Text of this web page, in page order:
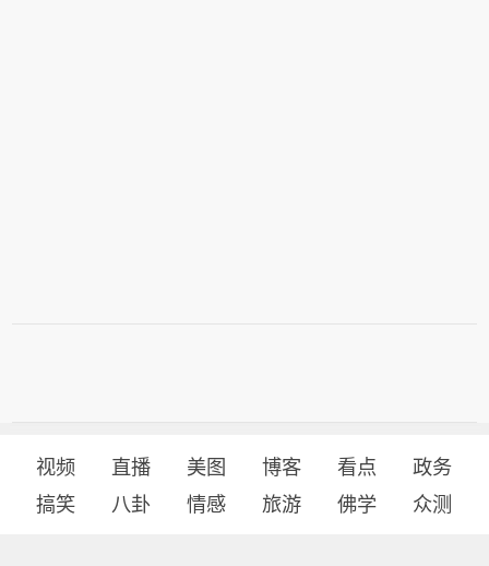
视频 直播 美图 博客 看点
政务
搞笑
八卦 情感 旅游 佛学 众测